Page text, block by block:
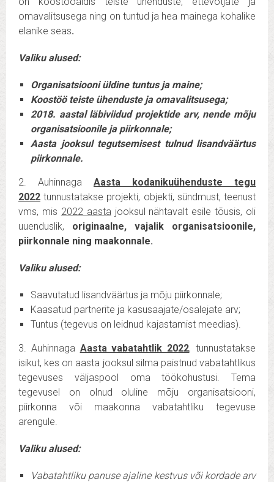
omavalitsusega ning on tuntud ja hea mainega kohalike
elanike seas.
Valiku alused:
Organisatsiooni üldine tuntus ja maine;
Koostöö teiste ühenduste ja omavalitsusega;
2018. aastal läbiviidud projektide arv, nende mõju
organisatsioonile ja piirkonnale;
Aasta jooksul tegutsemisest tulnud lisandväärtus
piirkonnale.
2. Auhinnaga Aasta kodanikuühenduste tegu
2022 tunnustatakse projekti, objekti, sündmust, teenust
vms, mis 2022 aasta jooksul nähtavalt esile tõusis, oli
uuenduslik, originaalne, vajalik organisatsioonile,
piirkonnale ning maakonnale.
Valiku alused:
Saavutatud lisandväärtus ja mõju piirkonnale;
Kaasatud partnerite ja kasusaajate/osalejate arv;
Tuntus (tegevus on leidnud kajastamist meedias).
3. Auhinnaga Aasta vabatahtlik 2022, tunnustatakse
isikut, kes on aasta jooksul silma paistnud vabatahtlikus
tegevuses väljaspool oma töökohustusi.
Tema
tegevusel on olnud oluline mõju organisatsiooni,
piirkonna või maakonna vabatahtliku tegevuse
arengule.
Valiku alused:
Vabatahtliku panuse ajaline kestvus või kordade arv